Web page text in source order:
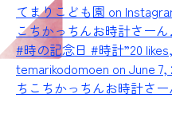
てまりこども園 on
こちかっちんお時計さー
#時の記念日 #時計”20
temarikodomoen on June
ちこちかっちんお時計さ